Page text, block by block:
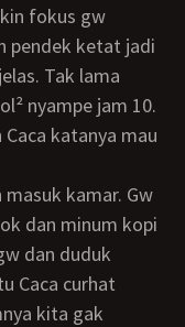
fokus gw
pendek ketat jadi
Tak lama
nyampe jam 10.
katanya mau
dan minum kopi
dan duduk
Caca curhat
kita gak